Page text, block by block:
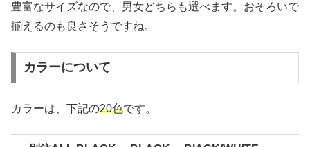
豊富なサイズなので、男女どちらも選べます。おそろいで
揃えるのも良さそうですね。
カラーについて
カラーは、下記の20色です。